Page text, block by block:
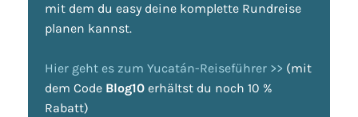
mit dem du easy deine komplette Rundreise
planen kannst.
Hier geht es zum Yucatán-Reiseführer >> (mit
dem Code Blog10 erhältst du noch 10 %
Rabatt)